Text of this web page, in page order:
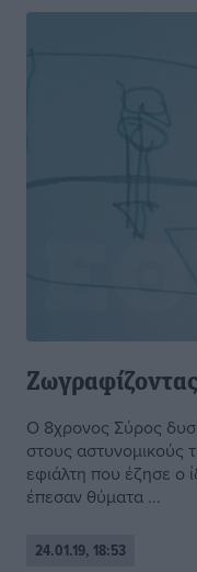
Ο 8χρονος Σύρος
στους αστυνομικούς
εφιάλτη που έζησε ο
έπεσαν θύματα ...
24.01.19, 18:53